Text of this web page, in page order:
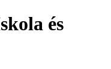
és